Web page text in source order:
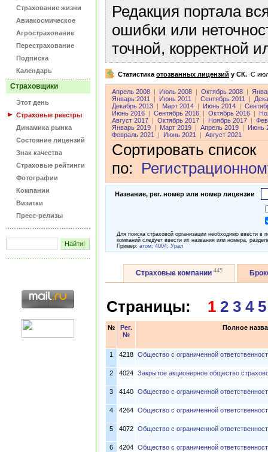
Страхование жизни
Авиакосмическое
Агрострахование
Перестрахование
Подписка
Календарь
Страховщики
Этот день
Страховые реестры
Динамика рынка
Состояние лицензий
Знак качества
Страховые рейтинги
Фотографии
Компании
Визитки
Пресс-релизы
Редакция портала
ошибки или
точной, корректной
Статистика отозванных лицензий у СК. C
Апрель 2008 Июль 2008 Октябрь 2008
Январь 2011
Июнь 2011 Сентябрь 2011
Декабрь 2013
Март 2014 Июнь 2014
Июнь 2016
Сентябрь 2016 Октябрь 2016
Август 2017
Октябрь 2017 Ноябрь 2017
Январь 2019
Март 2019 Апрель 2019
Июнь
Февраль 2021
Июнь 2021 Август 2021
Сортировать список
по:
Название, рег. номер или номер лицензии
Для поиска страховой организации необходимо ввести
компаний следует ввести их названия или номера,
Пример: атом; 4004; Урал
Страховые компании 445
Страницы: 1 2 3 4 5
№
Рег.
№
Полное
1 4218 Общество с ограниченной
2 4024 Закрытое акционерное общество
3 4140 Общество с ограниченной
4 4264 Общество с ограниченной
5 4072 Общество с ограниченной
6 4204 Общество с ограниченной